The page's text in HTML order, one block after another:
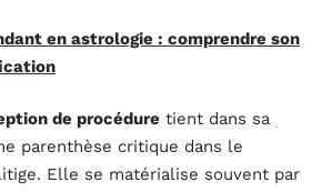
en astrologie : comprendre son
de procédure tient dans sa
parenthèse critique dans le
Elle se matérialise souvent par